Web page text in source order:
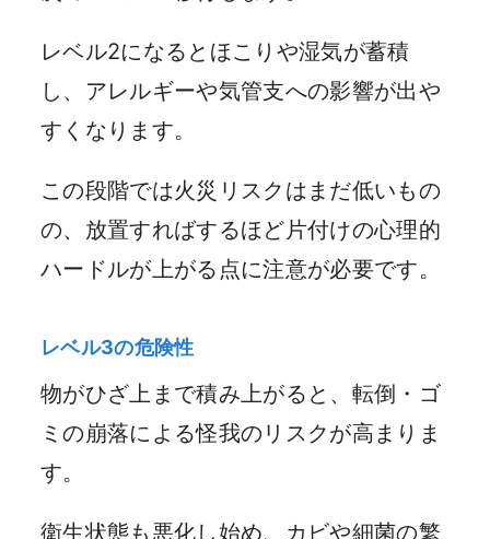
レベル2になるとほこりや湿気が蓄積
し、アレルギーや気管支への影響が出や
すくなります。
この段階では火災リスクはまだ低いもの
の、放置すればするほど片付けの心理的
ハードルが上がる点に注意が必要です。
レベル3の危険性
物がひざ上まで積み上がると、転倒・ゴ
ミの崩落による怪我のリスクが高まりま
す。
衛生状態も悪化し始め、カビや細菌の繁